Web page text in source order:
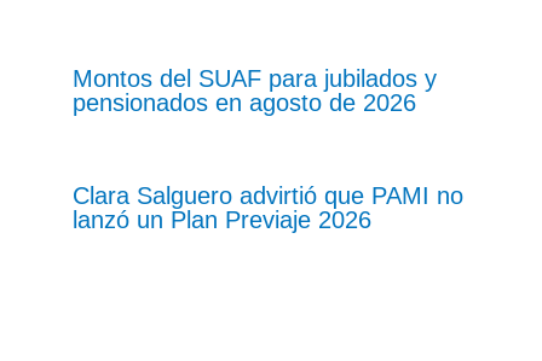
Montos del SUAF para jubilados y
pensionados en agosto de 2026
Clara Salguero advirtió que PAMI no
lanzó un Plan Previaje 2026